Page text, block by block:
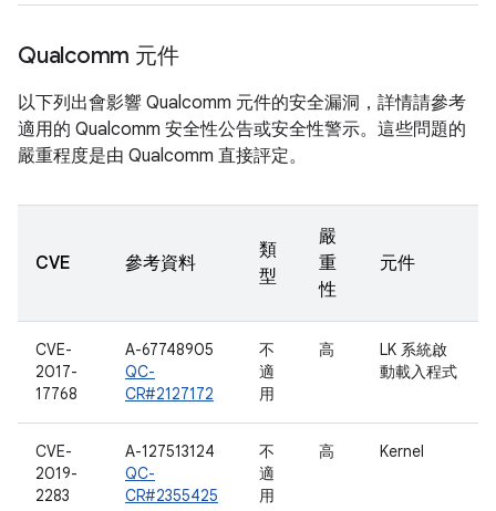
Qualcomm 元件
以下列出會影響 Qualcomm 元件的安全漏洞，詳情請參考
適用的 Qualcomm 安全性公告或安全性警示。這些問題的
嚴重程度是由 Qualcomm 直接評定。
CVE 參考資料
類
型
嚴
重
性
元件
CVE-
2017-
17768
A-67748905
QC-
CR#2127172
不
適
用
高
LK 系統啟
動載入程式
CVE-
2019-
2283
A-127513124
QC-
CR#2355425
不
適
用
高 Kernel